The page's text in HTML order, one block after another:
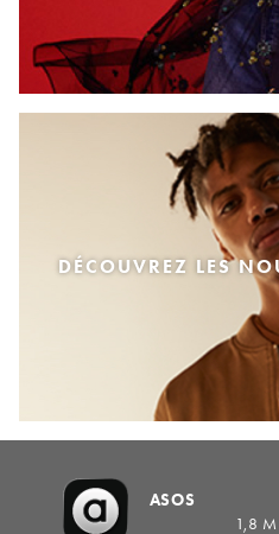
DÉCOUVREZ LES
ASOS
1,8 M